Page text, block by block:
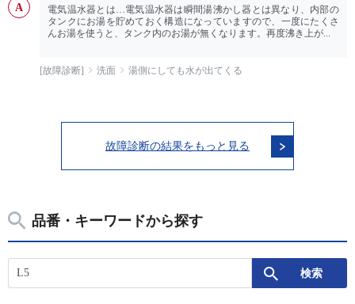
電気温水器とは…電気温水器は瞬間湯沸かし器とは異なり、内部の
タンクにお湯を貯めておく構造になっていますので、一度にたくさ
んお湯を使うと、タンク内のお湯が無くなります。再度沸き上が...
[故障診断] 洗面 湯側にしても水が出てくる
故障診断の結果をもっと見る
品番・キーワードから探す